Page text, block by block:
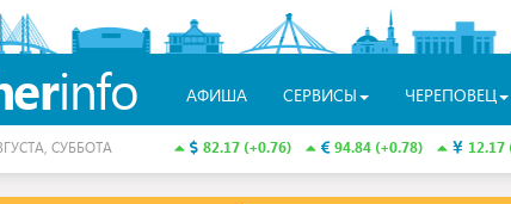
info АФИША СЕРВИСЫ ЧЕРЕПОВЕЦ
82.17 (+0.76) 94.84 (+0.78) 12.17
СУББОТА